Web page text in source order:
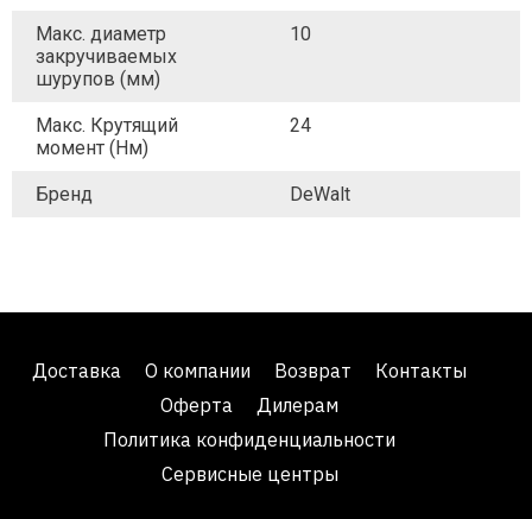
Макс. диаметр
закручиваемых
шурупов (мм)
10
Макс. Крутящий
момент (Нм)
24
Бренд DeWalt
Доставка О компании Возврат
Контакты
Оферта
Дилерам
Политика конфиденциальности
Сервисные центры